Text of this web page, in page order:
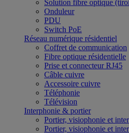
Solution fibre optique
Onduleur
PDU
Switch PoE
Réseau numérique résidentiel
Coffret de communication
Fibre optique résidentielle
Prise et connecteur RJ45
Câble cuivre
Accessoire cuivre
Téléphonie
Télévision
Interphonie & portier
Portier, visiophonie et
Portier, visiophonie et